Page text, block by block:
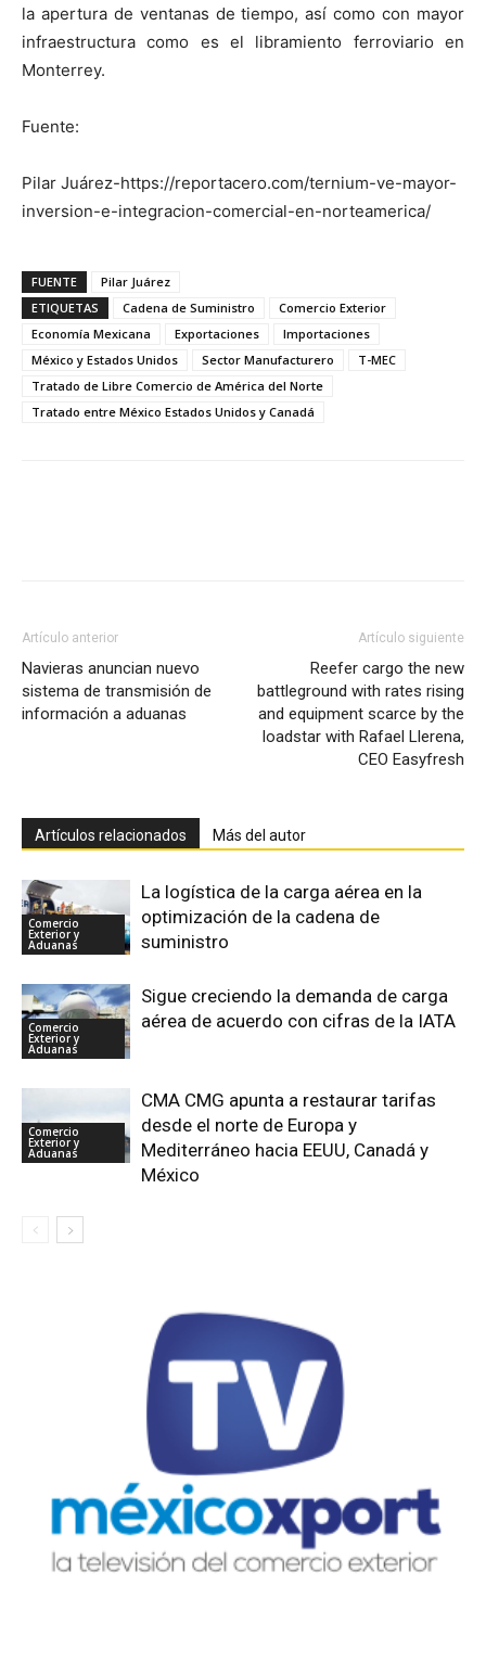
la apertura de ventanas de tiempo, así como con mayor
infraestructura como es el libramiento ferroviario en
Monterrey.
Fuente:
Pilar Juárez-https://reportacero.com/ternium-ve-mayor-
inversion-e-integracion-comercial-en-norteamerica/
FUENTE
Pilar Juárez
ETIQUETAS
Cadena de Suministro
Comercio Exterior
Economía Mexicana
Exportaciones
Importaciones
México y Estados Unidos
Sector Manufacturero
T-MEC
Tratado de Libre Comercio de América del Norte
Tratado entre México Estados Unidos y Canadá
Artículo anterior
Navieras anuncian nuevo
sistema de transmisión de
información a aduanas
Artículo siguiente
Reefer cargo the new
battleground with rates rising
and equipment scarce by the
loadstar with Rafael Llerena,
CEO Easyfresh
Artículos relacionados Más del autor
Comercio
Exterior y
Aduanas
La logística de la carga aérea en la
optimización de la cadena de
suministro
Comercio
Exterior y
Aduanas
Sigue creciendo la demanda de carga
aérea de acuerdo con cifras de la IATA
Comercio
Exterior y
Aduanas
CMA CMG apunta a restaurar tarifas
desde el norte de Europa y
Mediterráneo hacia EEUU, Canadá y
México